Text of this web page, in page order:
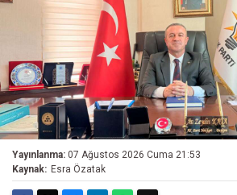
Yayınlanma: 07 Ağustos 2026 Cuma 21:53
Kaynak: Esra Özatak